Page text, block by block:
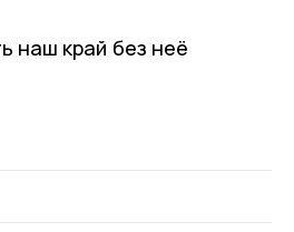
наш край без неё